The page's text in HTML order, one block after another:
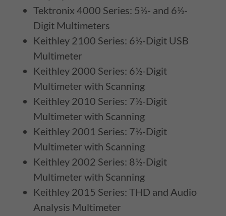
Tektronix 4000 Series: 5½- and 6½-
Digit Multimeters
Keithley 2100 Series: 6½-Digit USB
Multimeter
Keithley 2000 Series: 6½-Digit
Multimeter with Scanning
Keithley 2010 Series: 7½-Digit
Multimeter with Scanning
Keithley 2001 Series: 7½-Digit
Multimeter with Scanning
Keithley 2002 Series: 8½-Digit
Multimeter with Scanning
Keithley 2015 Series: THD and Audio
Analysis Multimeter